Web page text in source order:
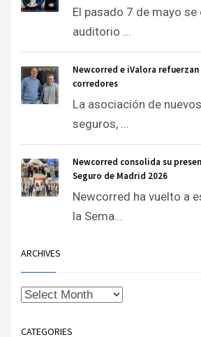
El pasado 7 de mayo se
auditorio ...
Newcorred e iValora
corredores
La asociación de
seguros, ...
Newcorred consolida su
Seguro de Madrid 2026
Newcorred ha vuelto a
la Sema...
ARCHIVES
CATEGORIES